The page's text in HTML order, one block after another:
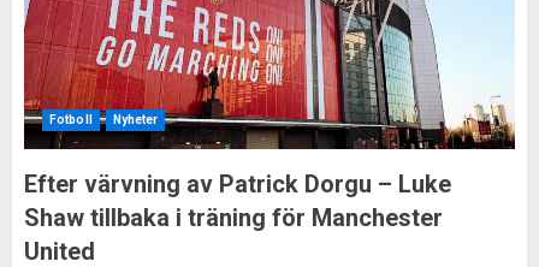
Fotboll Nyheter
Efter värvning av Patrick Dorgu – Luke
Shaw tillbaka i träning för Manchester
United